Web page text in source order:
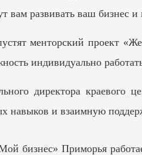
вам развивать ваш бизнес
менторский проект
индивидуально
директора
навыков и взаимную
бизнес» Приморья